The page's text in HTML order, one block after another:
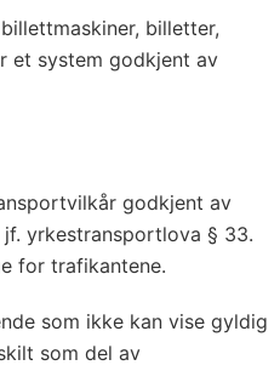
billetter,
et system godkjent av
godkjent av
yrkestransportlova § 33.
for trafikantene.
som ikke kan vise gyldig
som del av